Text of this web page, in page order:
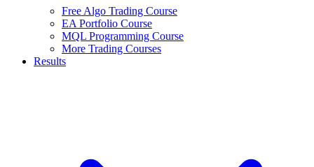
Free Algo Trading Course
EA Portfolio Course
MQL Programming Course
More Trading Courses
Results